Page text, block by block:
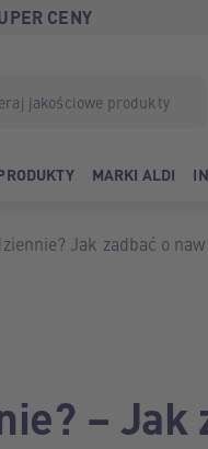
CENY
MARKI ALDI
Jak zadbać o
–